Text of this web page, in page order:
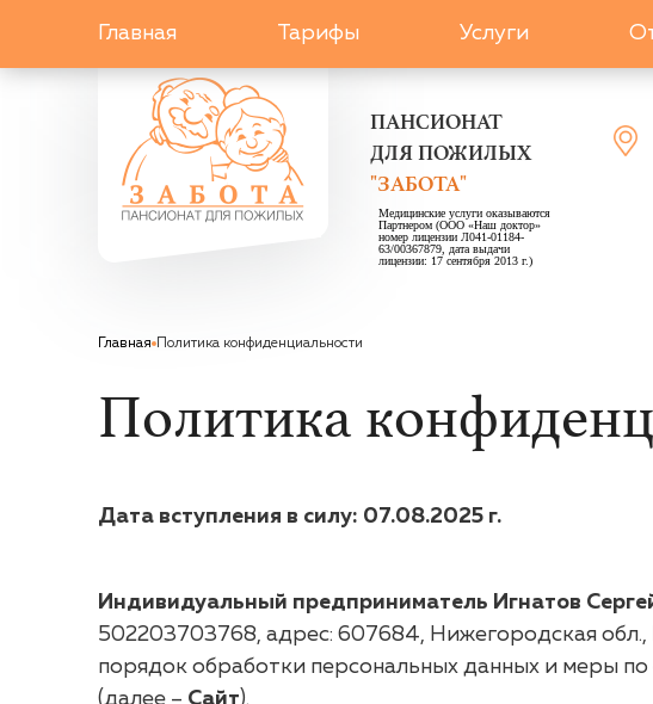
Главная Тарифы Услуги
ПАНСИОНАТ
ДЛЯ ПОЖИЛЫХ
"ЗАБОТА"
Медицинские услуги оказываются
Партнером (ООО «Наш доктор»
номер лицензии Л041-01184-
63/00367879, дата выдачи
лицензии: 17 сентября 2013 г.)
Главная Политика конфиденциальности
Политика
Дата вступления в силу: 07.08.2025 г.
Индивидуальный предприниматель Игнатов
502203703768, адрес: 607684, Нижегородская обл.,
порядок обработки персональных данных и меры
(далее – Сайт).